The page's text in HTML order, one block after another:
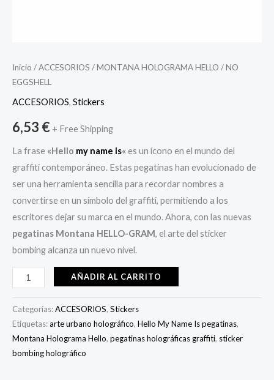
Inicio /ACCESORIOS / MONTANA HOLOGRAMA HELLO / NO
EGGSHELL
ACCESORIOS, Stickers
6,53 € + Free Shipping
La frase «Hello my name is« es un ícono en el mundo del
graffiti contemporáneo. Estas pegatinas han evolucionado de
ser una herramienta sencilla para recordar nombres a
convertirse en un símbolo del graffiti, permitiendo a los
escritores dejar su marca en el mundo. Ahora, con las nuevas
pegatinas Montana HELLO-GRAM, el arte del sticker
bombing alcanza un nuevo nivel.
AÑADIR AL CARRITO
Categorías:ACCESORIOS, Stickers
Etiquetas:arte urbano holográfico, Hello My Name Is pegatinas,
Montana Holograma Hello, pegatinas holográficas graffiti, sticker
bombing holográfico